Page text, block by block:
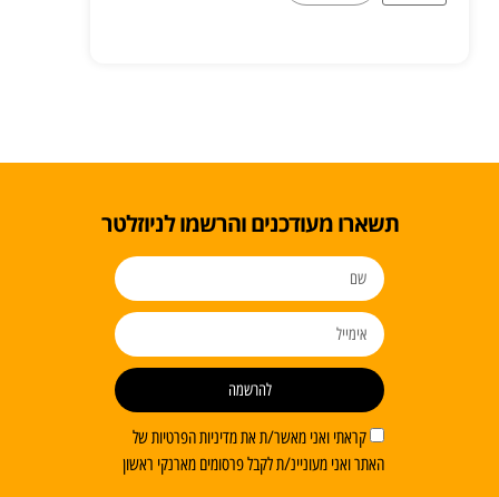
תשארו מעודכנים והרשמו לניוזלטר
קראתי ואני מאשר/ת את מדיניות הפרטיות של
האתר ואני מעוניינ/ת לקבל פרסומים מארנקי ראשון
להרשמה